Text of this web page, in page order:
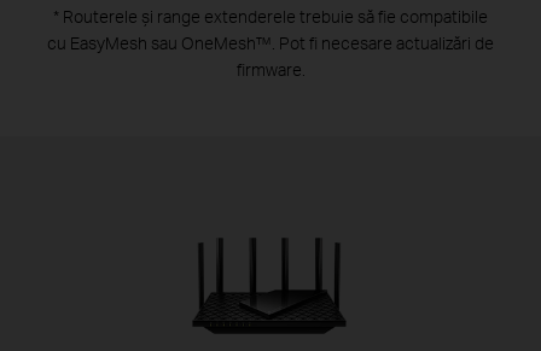
* Routerele și range extenderele trebuie să fie compatibile
cu EasyMesh sau OneMesh™. Pot fi necesare actualizări de
firmware.